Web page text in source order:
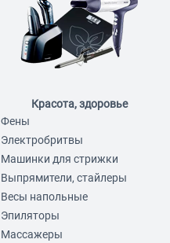
Красота, здоровье
Фены
Электробритвы
Машинки для стрижки
Выпрямители, стайлеры
Весы напольные
Эпиляторы
Массажеры